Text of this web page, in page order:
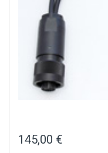
145,00 €